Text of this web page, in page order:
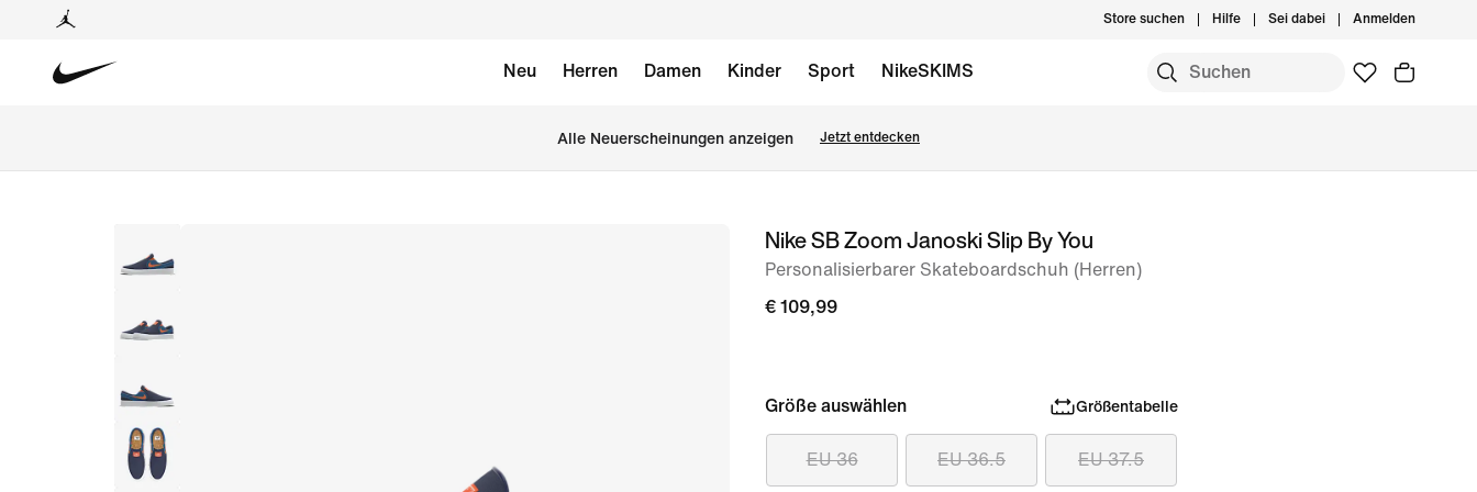
Store suchen Hilfe Sei dabei Anmelden
Neu Herren Damen Kinder Sport NikeSKIMS
Alle Neuerscheinungen anzeigen Jetzt entdecken
Bild 1Nike SB Zoom Janoski Slip By You
Personalisierbarer Skateboardschuh (Herren)
€ 109,99
Größe auswählen Größentabelle
EU 36 EU 36.5 EU 37.5